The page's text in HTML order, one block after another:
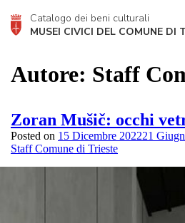
Catalogo dei beni culturali
MUSEI CIVICI DEL COMUNE DI
Autore: Staff
Zoran Mušič: occhi
Posted on 15 Dicembre 202221
Staff Comune di Trieste